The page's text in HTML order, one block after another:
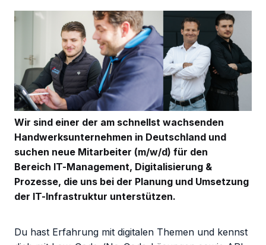
Wir sind einer der am schnellst wachsenden
Handwerksunternehmen in Deutschland und
suchen neue Mitarbeiter (m/w/d) für den
Bereich IT-Management, Digitalisierung &
Prozesse, die uns bei der Planung und Umsetzung
der IT-Infrastruktur unterstützen.
Du hast Erfahrung mit digitalen Themen und kennst